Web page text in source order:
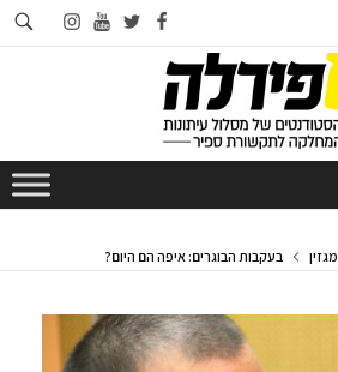
facebook
twitter
youtube
instagram
מגזין בעקבות הבוגרים: איפה הם היום?